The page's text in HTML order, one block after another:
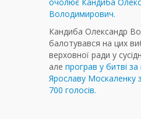
Володимирович.
Кандиба Олександр
балотувався на цих
верховної ради у
але програв у битві
Ярославу Москаленку
700 голосів.